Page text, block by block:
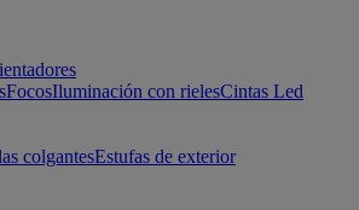
FocosIluminación con rielesCintas Led
colgantesEstufas de exterior